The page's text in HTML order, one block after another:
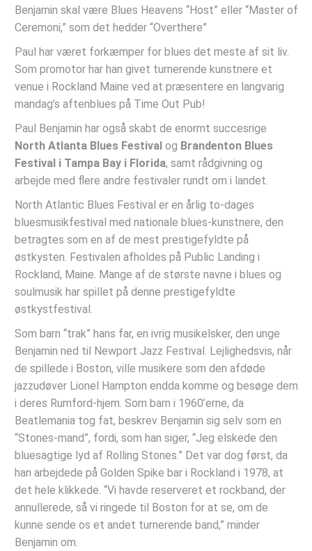
Benjamin skal være Blues Heavens “Host” eller “Master of
Ceremoni,” som det hedder “Overthere”
Paul har været forkæmper for blues det meste af sit liv.
Som promotor har han givet turnerende kunstnere et
venue i Rockland Maine ved at præsentere en langvarig
mandag’s aftenblues på Time Out Pub!
Paul Benjamin har også skabt de enormt succesrige
North Atlanta Blues Festival og Brandenton Blues
Festival i Tampa Bay i Florida, samt rådgivning og
arbejde med flere andre festivaler rundt om i landet.
North Atlantic Blues Festival er en årlig to-dages
bluesmusikfestival med nationale blues-kunstnere, den
betragtes som en af de mest prestigefyldte på
østkysten. Festivalen afholdes på Public Landing i
Rockland, Maine. Mange af de største navne i blues og
soulmusik har spillet på denne prestigefyldte
østkystfestival.
Som barn “trak” hans far, en ivrig musikelsker, den unge
Benjamin ned til Newport Jazz Festival. Lejlighedsvis, når
de spillede i Boston, ville musikere som den afdøde
jazzudøver Lionel Hampton endda komme og besøge dem
i deres Rumford-hjem. Som barn i 1960’erne, da
Beatlemania tog fat, beskrev Benjamin sig selv som en
“Stones-mand”, fordi, som han siger, “Jeg elskede den
bluesagtige lyd af Rolling Stones.” Det var dog først, da
han arbejdede på Golden Spike bar i Rockland i 1978, at
det hele klikkede. “Vi havde reserveret et rockband, der
annullerede, så vi ringede til Boston for at se, om de
kunne sende os et andet turnerende band,” minder
Benjamin om.